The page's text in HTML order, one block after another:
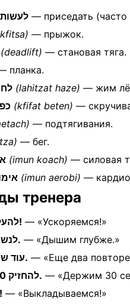
— приседать
— прыжок.
(deadlift) — становая тяга.
планка.
(lahitzat haze) — жим
(kfifat beten) —
— подтягивания.
— бег.
(imun koach) — силовая
(imun aerobi) —
тренера
להעלות קצב! — «Ускоряемся!»
לנשום עמוק. — «Дышим глубже.»
עוד שני חזרות. — «Еще два
להחזיק 30 שניות. — «Держим 30
תנו הכל! — «Выкладываемся!»